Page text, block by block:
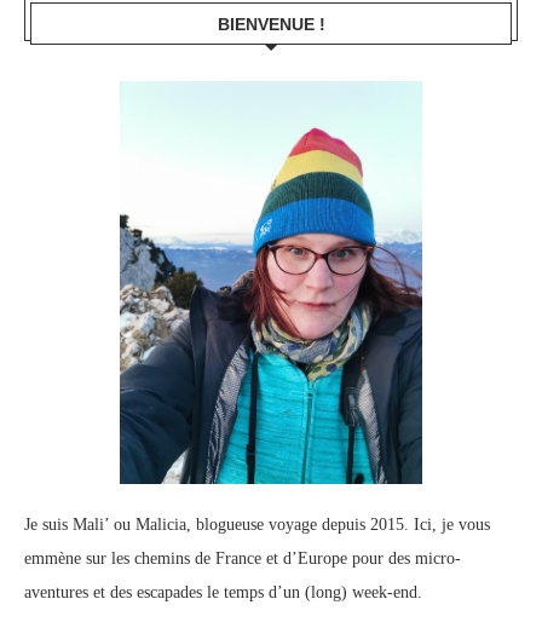
BIENVENUE !
Je suis Mali’ ou Malicia, blogueuse voyage depuis 2015. Ici, je vous
emmène sur les chemins de France et d’Europe pour des micro-
aventures et des escapades le temps d’un (long) week-end.